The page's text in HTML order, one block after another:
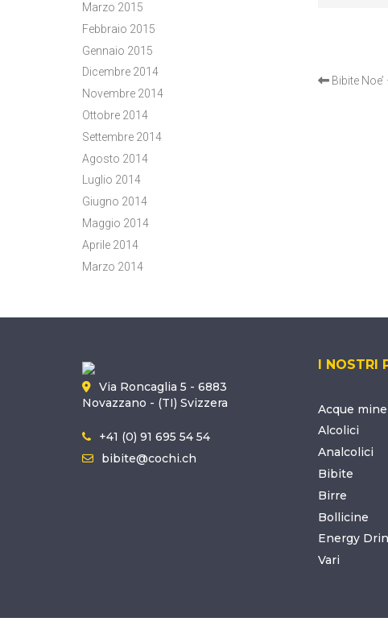
Bibite
Marzo 2015
Febbraio 2015
Gennaio 2015
Dicembre 2014
Novembre 2014
Ottobre 2014
Settembre 2014
Agosto 2014
Luglio 2014
Giugno 2014
Maggio 2014
Aprile 2014
Marzo 2014
Via Roncaglia 5 - 6883
Novazzano - (TI) Svizzera
+41 (0) 91 695 54 54
bibite@cochi.ch
I NOSTRI
Acque
Alcolici
Analcolici
Bibite
Birre
Bollicine
Energy
Vari